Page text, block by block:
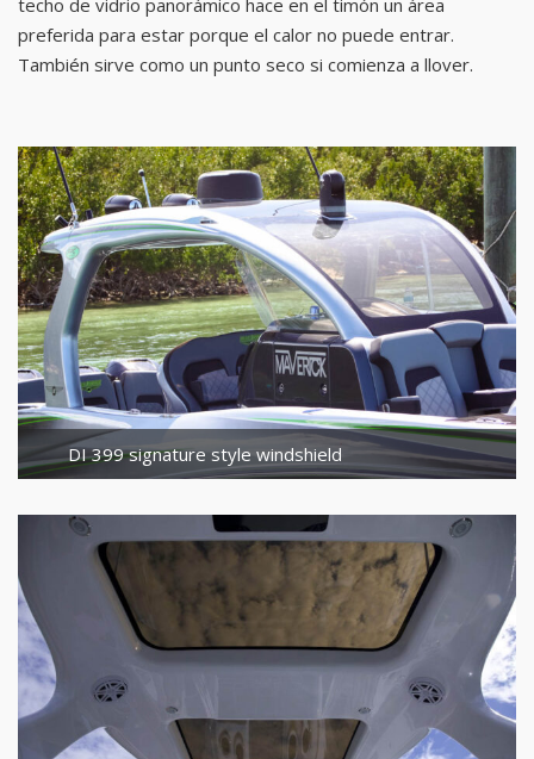
techo de vidrio panorámico hace en el timón un área
preferida para estar porque el calor no puede entrar.
También sirve como un punto seco si comienza a llover.
DI 399 signature style windshield